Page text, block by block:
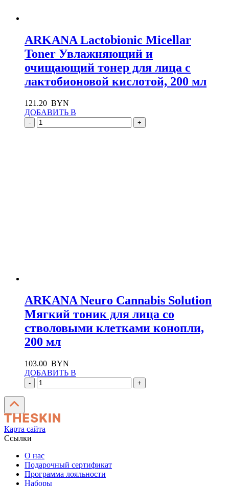
ARKANA Lactobionic Micellar
Toner Увлажняющий и
очищающий тонер для лица с
лактобионовой кислотой, 200 мл
121.20 BYN
ДОБАВИТЬ В
- +
ARKANA Neuro Cannabis Solution
Мягкий тоник для лица со
стволовыми клетками конопли,
200 мл
103.00 BYN
ДОБАВИТЬ В
- +
Карта сайта
Ссылки
О нас
Подарочный сертификат
Программа лояльности
Наборы